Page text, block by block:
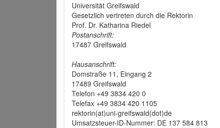
Universität Greifswald
Gesetzlich vertreten durch die Rektorin
Prof. Dr. Katharina Riedel
Postanschrift:
17487 Greifswald
Hausanschrift:
Domstraße 11, Eingang 2
17489 Greifswald
Telefon +49 3834 420 0
Telefax +49 3834 420 1105
rektorin(at)uni-greifswald(dot)de
Umsatzsteuer-ID-Nummer: DE 137 584 813